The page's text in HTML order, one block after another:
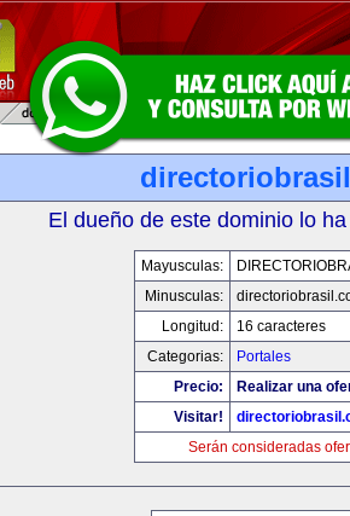
El dueño de este dominio lo
Mayusculas:
Minusculas:
Longitud:
16 caracteres
Categorias:
Portales
Precio:
Realizar una
Visitar!
Serán consideradas